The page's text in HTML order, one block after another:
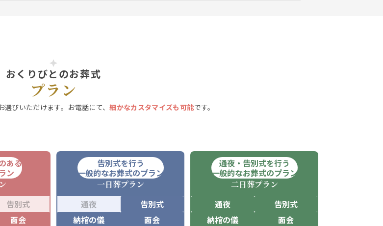
おくりびとのお葬式
プラン
選びいただけます。お電話にて、細かなカスタマイズも可能です。
ある
ン
告別式
面会
告別式を行う
一般的なお葬式のプラン
一日葬プラン
通夜
告別式
納棺の儀
面会
通夜・告別式を行う
一般的なお葬式のプラン
二日葬プラン
通夜
告別式
納棺の儀
面会